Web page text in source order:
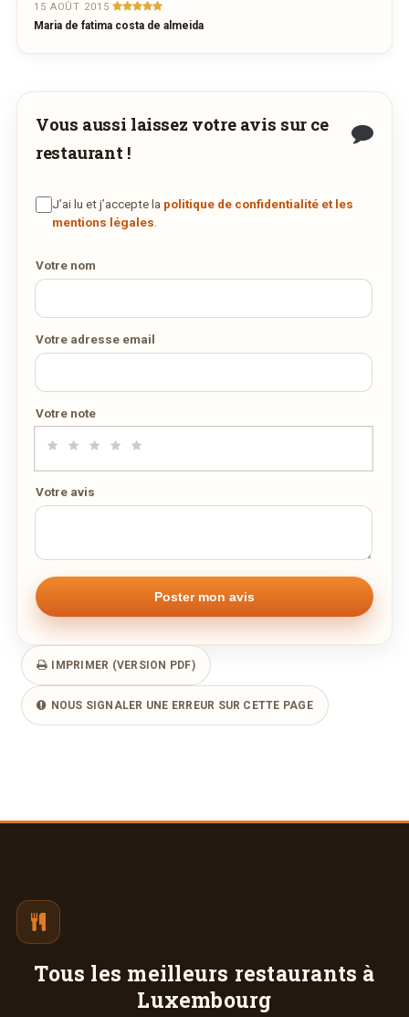
15 AOÛT 2015
Maria de fatima costa de almeida
Vous aussi laissez votre avis sur ce
restaurant !
J’ai lu et j’accepte la politique de confidentialité et les
mentions légales
Votre nom
Votre adresse email
Votre note
Votre avis
IMPRIMER (VERSION PDF)
NOUS SIGNALER UNE ERREUR SUR CETTE PAGE
Tous les meilleurs restaurants à
Luxembourg